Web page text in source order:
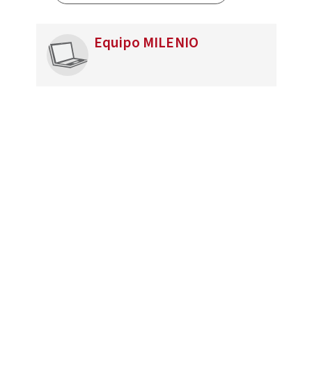
Equipo MILENIO